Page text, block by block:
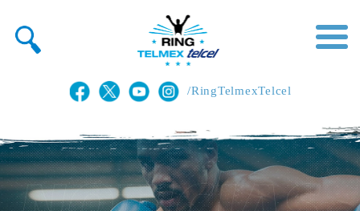
/RingTelmexTelcel